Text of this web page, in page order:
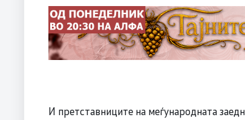
И претставниците на меѓународната